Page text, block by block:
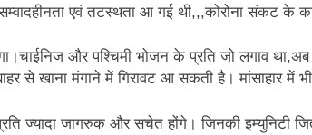
एवं तटस्थता आ गई थी,,,कोरोना संकट के
और पश्चिमी भोजन के प्रति जो लगाव
से खाना मंगाने में गिरावट आ सकती है। मांसाहार में
ज्यादा जागरुक और सचेत होंगे। जिनकी इम्युनिटी